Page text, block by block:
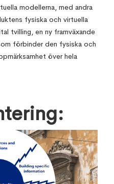
modellerna, med andra
fysiska och virtuella
tvilling, en ny framväxande
förbinder den fysiska och
över hela